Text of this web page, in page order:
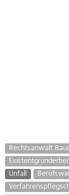
Rechtsanwalt
Unfall